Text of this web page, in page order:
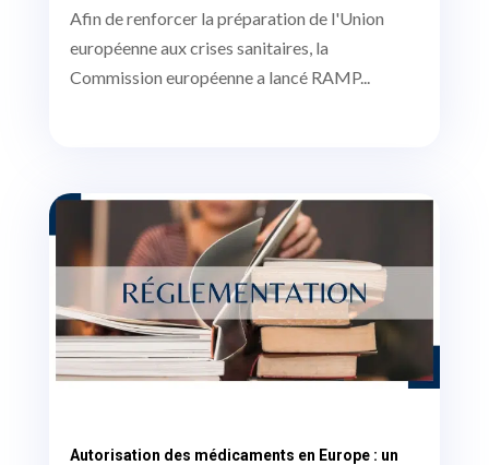
Afin de renforcer la préparation de l'Union
européenne aux crises sanitaires, la
Commission européenne a lancé RAMP...
Autorisation des médicaments en Europe : un